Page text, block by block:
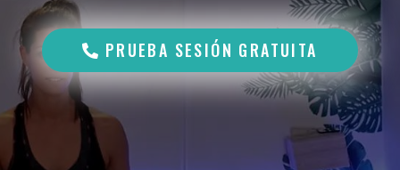
PRUEBA SESIÓN GRATUITA